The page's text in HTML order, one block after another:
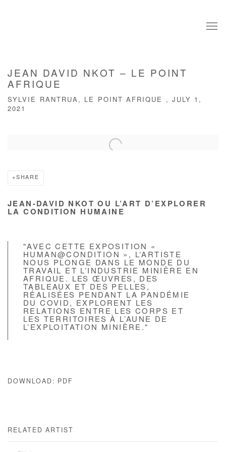
JEAN DAVID NKOT – LE POINT
AFRIQUE
SYLVIE RANTRUA, LE POINT AFRIQUE , JULY 1,
2021
Open a larger version of the following image in a popup:
SHARE
JEAN-DAVID NKOT OU L’ART D’EXPLORER
LA CONDITION HUMAINE
"AVEC CETTE EXPOSITION «
HUMAN@CONDITION », L’ARTISTE
NOUS PLONGE DANS LE MONDE DU
TRAVAIL ET L’INDUSTRIE MINIÈRE EN
AFRIQUE. LES ŒUVRES, DES
TABLEAUX ET DES PELLES,
RÉALISÉES PENDANT LA PANDÉMIE
DU COVID, EXPLORENT LES
RELATIONS ENTRE LES CORPS ET
LES TERRITOIRES À L’AUNE DE
L’EXPLOITATION MINIÈRE."
DOWNLOAD: PDF
RELATED ARTIST